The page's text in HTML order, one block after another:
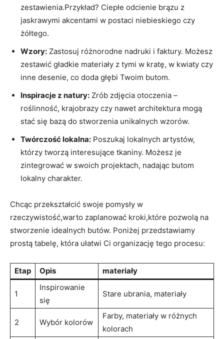
zestawienia.Przykład? Ciepłe odcienie brązu z
jaskrawymi akcentami w postaci niebieskiego czy
żółtego.
Wzory: Zastosuj różnorodne nadruki i faktury. Możesz
zestawić gładkie materiały z tymi w kratę, w kwiaty czy
inne desenie, co doda głębi Twoim butom.
Inspiracje z natury: Zrób zdjęcia otoczenia –
roślinność, krajobrazy czy nawet architektura mogą
stać się bazą do stworzenia unikalnych wzorów.
Twórczość lokalna: Poszukaj lokalnych artystów,
którzy tworzą interesujące tkaniny. Możesz je
zintegrować w swoich projektach, nadając butom
lokalny charakter.
Chcąc przekształcić swoje pomysły w
rzeczywistość,warto zaplanować kroki,które pozwolą na
stworzenie idealnych butów. Poniżej przedstawiamy
prostą tabelę, która ułatwi Ci organizację tego procesu:
Etap Opis materiały
1
Inspirowanie
się
Stare ubrania, materiały
2 Wybór kolorów
Farby, materiały w różnych
kolorach